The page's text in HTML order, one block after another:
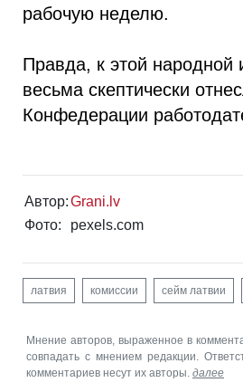
рабочую неделю.
Правда, к этой народной
весьма скептически
Конфедерации
Автор:Grani.lv
Фото:
pexels.com
латвия комиссии сейм латвии
Мнение авторов, выраженное в
совпадать с мнением редакции.
комментариев несут их авторы. далее